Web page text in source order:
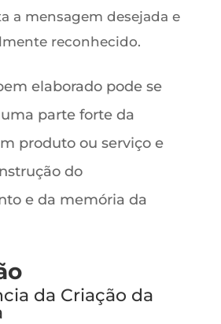
a mensagem desejada e
reconhecido.
elaborado pode se
parte forte da
produto ou serviço e
do
e da memória da
da Criação da